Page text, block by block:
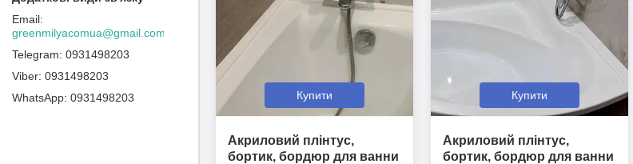
Купити
Акриловий плінтус,
бортик, бордюр для ванни
Купити
Акриловий плінтус,
бортик, бордюр для ванни
greenmilyacomua@gmail.com
0931498203
0931498203
0931498203